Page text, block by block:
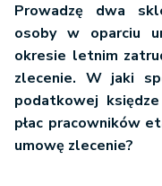
Prowadzę dwa
osoby w oparciu
okresie letnim
zlecenie. W jaki
podatkowej
płac pracowników
umowę zlecenie?